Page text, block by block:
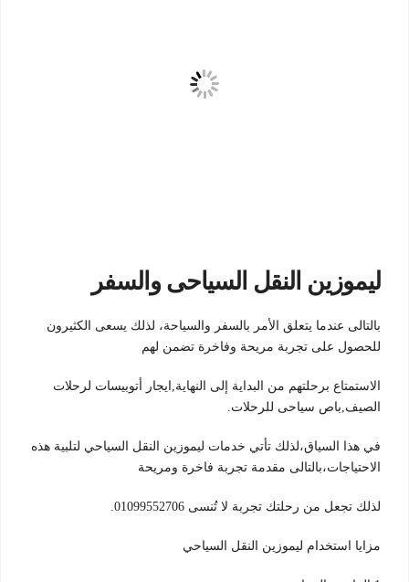
ليموزين النقل السياحى والسفر
بالتالى عندما يتعلق الأمر بالسفر والسياحة، لذلك يسعى الكثيرون
للحصول على تجربة مريحة وفاخرة تضمن لهم
الاستمتاع برحلتهم من البداية إلى النهاية,ايجار أتوبيسات لرحلات
الصيف,باص سياحى للرحلات.
في هذا السياق،لذلك تأتي خدمات ليموزين النقل السياحي لتلبية هذه
الاحتياجات،بالتالى مقدمة تجربة فاخرة ومريحة
لذلك تجعل من رحلتك تجربة لا تُنسى 01099552706.
مزايا استخدام ليموزين النقل السياحي